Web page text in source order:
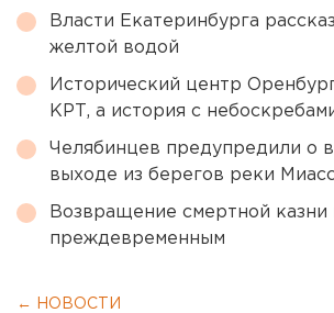
Власти Екатеринбурга
желтой водой
Исторический центр
КРТ, а история с
Челябинцев предупредили о
выходе из берегов реки
Возвращение смертной казни
преждевременным
← НОВОСТИ